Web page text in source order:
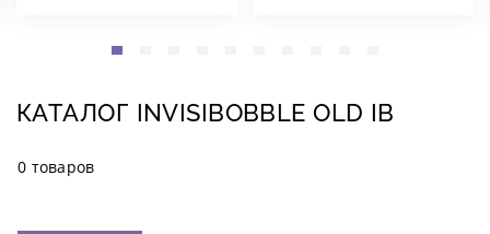
КАТАЛОГ INVISIBOBBLE OLD IB
0 товаров